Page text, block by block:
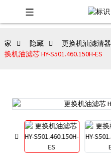
家 隐藏 更换机油滤清器
换机油滤芯 HY-S501.460.150H-ES